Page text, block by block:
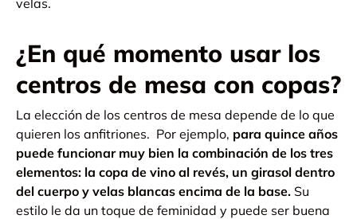
¿En qué momento usar los
centros de mesa con copas?
La elección de los centros de mesa depende de lo que
quieren los anfitriones. Por ejemplo, para quince años
puede funcionar muy bien la combinación de los tres
elementos: la copa de vino al revés, un girasol dentro
del cuerpo y velas blancas encima de la base. Su
estilo le da un toque de feminidad y puede ser buena